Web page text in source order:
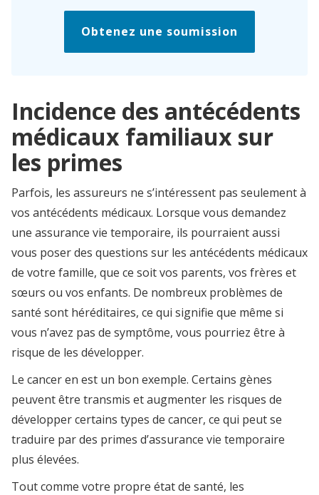
Obtenez une soumission
Incidence des antécédents
médicaux familiaux sur
les primes
Parfois, les assureurs ne s’intéressent pas seulement à
vos antécédents médicaux. Lorsque vous demandez
une assurance vie temporaire, ils pourraient aussi
vous poser des questions sur les antécédents médicaux
de votre famille, que ce soit vos parents, vos frères et
sœurs ou vos enfants. De nombreux problèmes de
santé sont héréditaires, ce qui signifie que même si
vous n’avez pas de symptôme, vous pourriez être à
risque de les développer.
Le cancer en est un bon exemple. Certains gènes
peuvent être transmis et augmenter les risques de
développer certains types de cancer, ce qui peut se
traduire par des primes d’assurance vie temporaire
plus élevées.
Tout comme votre propre état de santé, les